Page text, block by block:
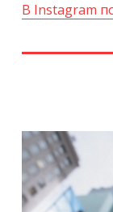
В Instagram